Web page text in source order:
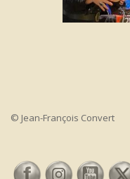
© Jean-François Convert